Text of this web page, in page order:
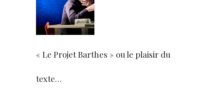
« Le Projet Barthes » ou le plaisir du
texte…